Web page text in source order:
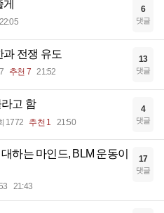
22:05
6
댓글
과 전쟁 유도
추천 7 21:52
13
댓글
고 함
1772 추천 1 21:50
4
댓글
하는 마인드, BLM 운동이
21:43
17
댓글